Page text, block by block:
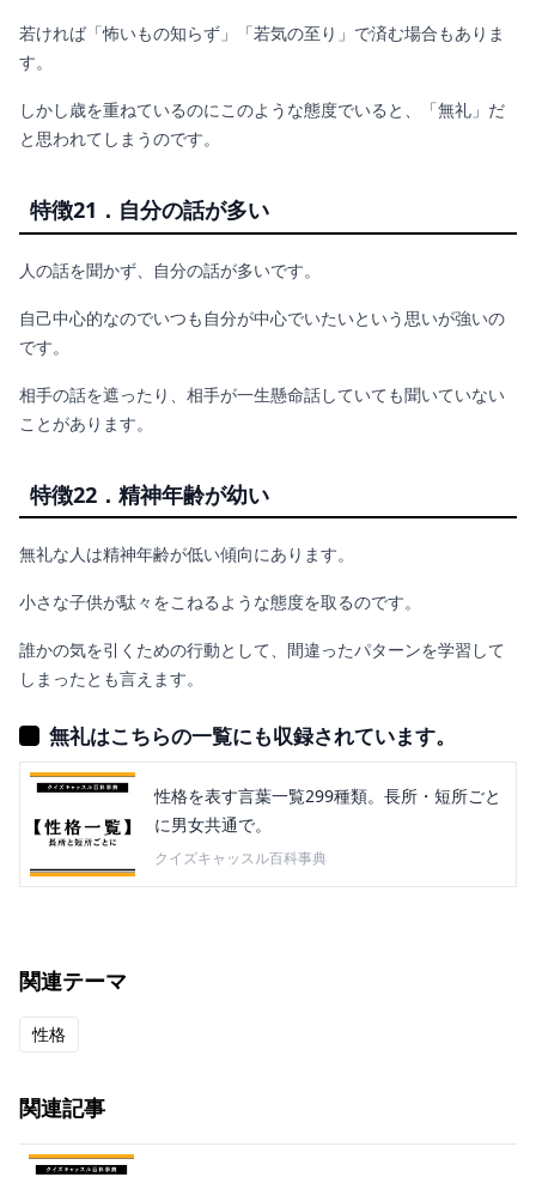
若ければ「怖いもの知らず」「若気の至り」で済む場合もありま
す。
しかし歳を重ねているのにこのような態度でいると、「無礼」だ
と思われてしまうのです。
特徴21．自分の話が多い
人の話を聞かず、自分の話が多いです。
自己中心的なのでいつも自分が中心でいたいという思いが強いの
です。
相手の話を遮ったり、相手が一生懸命話していても聞いていない
ことがあります。
特徴22．精神年齢が幼い
無礼な人は精神年齢が低い傾向にあります。
小さな子供が駄々をこねるような態度を取るのです。
誰かの気を引くための行動として、間違ったパターンを学習して
しまったとも言えます。
無礼はこちらの一覧にも収録されています。
性格を表す言葉一覧299種類。長所・短所ごと
に男女共通で。
クイズキャッスル百科事典
関連テーマ
性格
関連記事